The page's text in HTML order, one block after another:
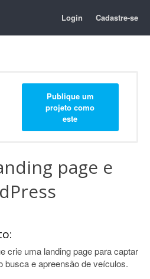
Login Cadastre-se
Publique um
projeto como
este
page e
crie uma landing page para captar
busca e apreensão de veículos.